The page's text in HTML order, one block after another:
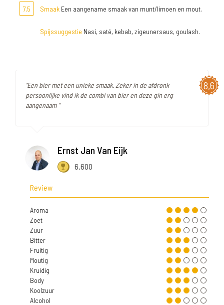
7,5 Smaak Een aangename smaak van munt/limoen en mout.
Spijssuggestie Nasi, saté, kebab, zigeunersaus, goulash.
8,6
"Een bier met een unieke smaak. Zeker in de afdronk
persoonlijke vind ik de combi van bier en deze gin erg
aangenaam "
Ernst Jan Van Eijk
6.600
Review
Aroma
Zoet
Zuur
Bitter
Fruitig
Moutig
Kruidig
Body
Koolzuur
Alcohol